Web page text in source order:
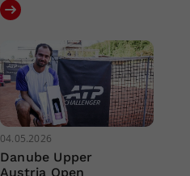
04.05.2026
Danube Upper
Austria Open